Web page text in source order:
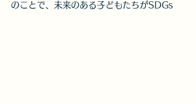
のことで、未来のある子どもたちがSDGs